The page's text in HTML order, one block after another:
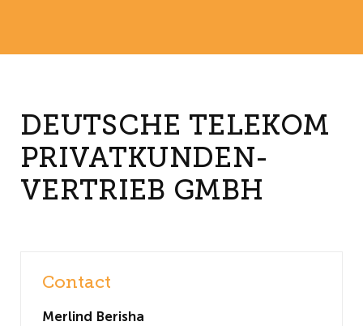
DEUTSCHE TELEKOM
PRIVATKUNDEN-
VERTRIEB GMBH
Contact
Merlind Berisha